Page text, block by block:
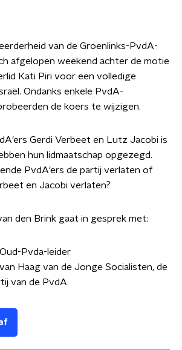
van de Groenlinks-PvdA-
afgelopen weekend achter de motie
Kati Piri voor een volledige
Ondanks enkele PvdA-
de koers te wijzigen.
Gerdi Verbeet en Lutz Jacobi is
hun lidmaatschap opgezegd.
PvdA'ers de partij verlaten of
en Jacobi verlaten?
den Brink gaat in gesprek met:
Pvda-leider
Haag van de Jonge Socialisten, de
van de PvdA